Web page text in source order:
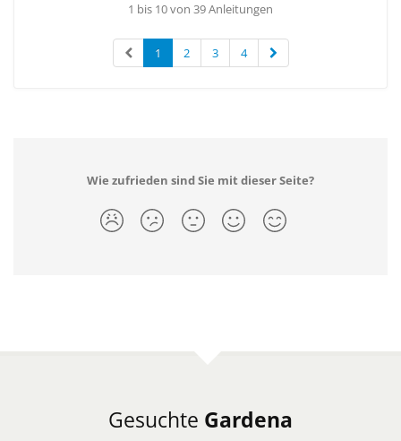
1 bis 10 von 39 Anleitungen
1 2 3 4
Wie zufrieden sind Sie mit dieser Seite?
Gesuchte Gardena